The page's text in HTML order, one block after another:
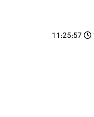
11:25:57